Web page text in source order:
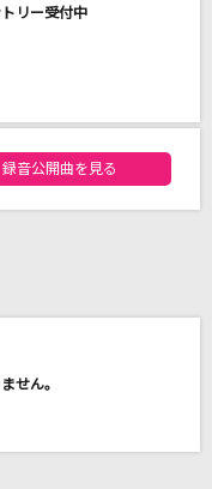
リー受付中
ランキング
録音公開曲を見る